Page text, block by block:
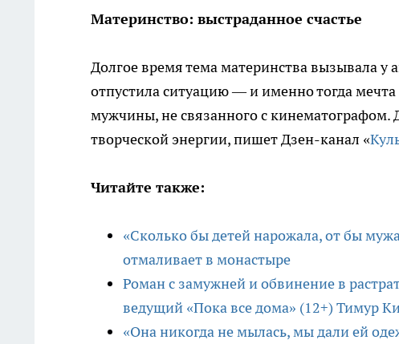
Материнство: выстраданное счастье
Долгое время тема материнства вызывала у
отпустила ситуацию — и именно тогда
мужчины, не связанного с кинематографом.
творческой энергии, пишет Дзен-канал «
Читайте также:
«Сколько бы детей нарожала, от бы
отмаливает в монастыре
Роман с замужней и обвинение в
ведущий «Пока все дома» (12+) Тимур
«Она никогда не мылась, мы дали ей